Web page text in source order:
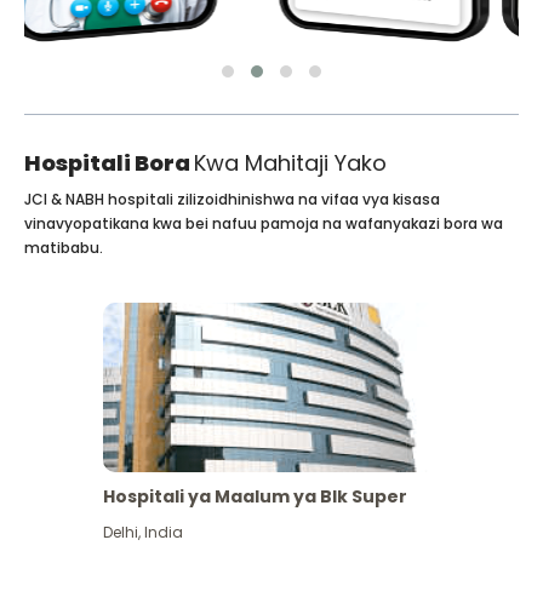
Hospitali Bora Kwa Mahitaji Yako
JCI & NABH hospitali zilizoidhinishwa na vifaa vya kisasa
vinavyopatikana kwa bei nafuu pamoja na wafanyakazi bora wa
matibabu.
Hospitali ya Maalum ya Blk Super
Delhi,India